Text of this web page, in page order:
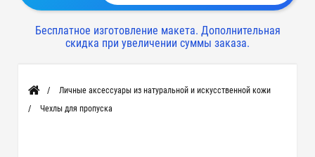
Бесплатное изготовление макета. Дополнительная
скидка при увеличении суммы заказа.
Главная
Личные аксессуары из натуральной и искусственной кожи
Чехлы для пропуска